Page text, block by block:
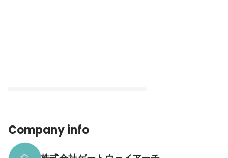
Company info